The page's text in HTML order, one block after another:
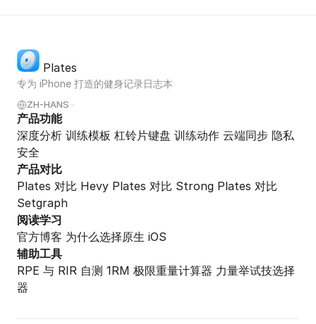
Plates
专为 iPhone 打造的健身记录日志本
ZH-HANS
产品功能
深度分析 训练模板 杠铃片键盘 训练动作 云端同步 隐私
安全
产品对比
Plates 对比 Hevy Plates 对比 Strong Plates 对比
Setgraph
阅读学习
官方博客 为什么选择原生 iOS
辅助工具
RPE 与 RIR 自测 1RM 极限重量计算器 力量举试技选择
器